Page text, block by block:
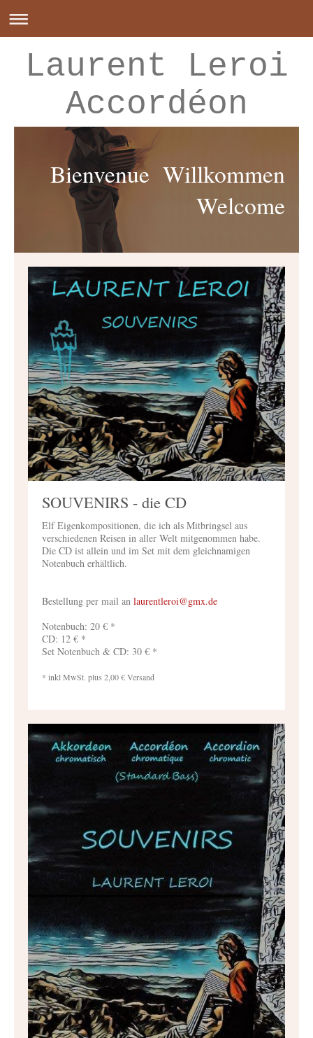
Laurent Leroi
Accordéon
Bienvenue Willkommen
Welcome
SOUVENIRS - die CD
Elf Eigenkompositionen, die ich als Mitbringsel aus
verschiedenen Reisen in aller Welt mitgenommen habe.
Die CD ist allein und im Set mit dem gleichnamigen
Notenbuch erhältlich.
Bestellung per mail an laurentleroi@gmx.de
Notenbuch: 20 € *
CD: 12 € *
Set Notenbuch & CD: 30 € *
* inkl MwSt. plus 2,00 € Versand